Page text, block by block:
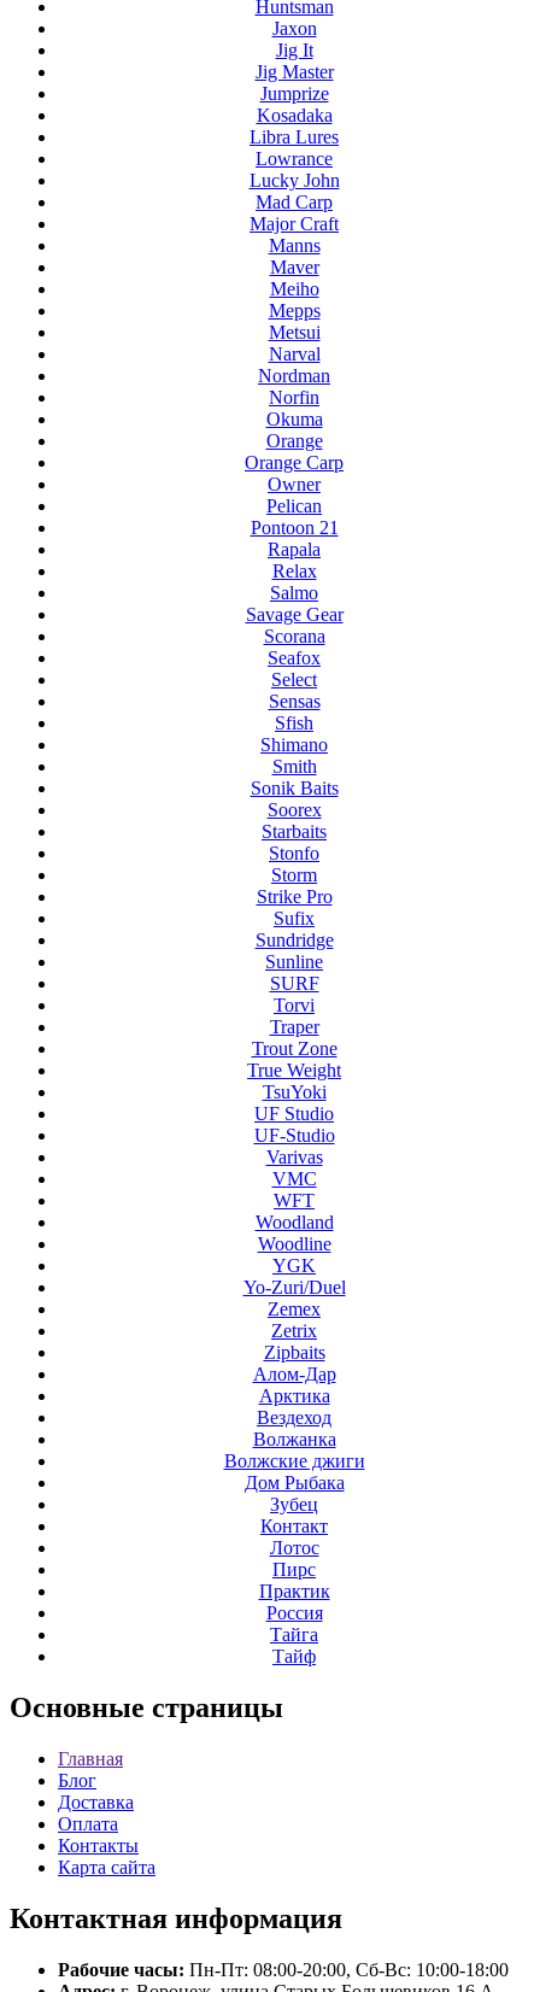
Huntsman
Jaxon
Jig It
Jig Master
Jumprize
Kosadaka
Libra Lures
Lowrance
Lucky John
Mad Carp
Major Craft
Manns
Maver
Meiho
Mepps
Metsui
Narval
Nordman
Norfin
Okuma
Orange
Orange Carp
Owner
Pelican
Pontoon 21
Rapala
Relax
Salmo
Savage Gear
Scorana
Seafox
Select
Sensas
Sfish
Shimano
Smith
Sonik Baits
Soorex
Starbaits
Stonfo
Storm
Strike Pro
Sufix
Sundridge
Sunline
SURF
Torvi
Traper
Trout Zone
True Weight
TsuYoki
UF Studio
UF-Studio
Varivas
VMC
WFT
Woodland
Woodline
YGK
Yo-Zuri/Duel
Zemex
Zetrix
Zipbaits
Алом-Дар
Арктика
Вездеход
Волжанка
Волжские джиги
Дом Рыбака
Зубец
Контакт
Лотос
Пирс
Практик
Россия
Тайга
Тайф
Основные страницы
Главная
Блог
Доставка
Оплата
Контакты
Карта сайта
Контактная информация
Рабочие часы: Пн-Пт: 08:00-20:00, Сб-Вс: 10:00-18:00